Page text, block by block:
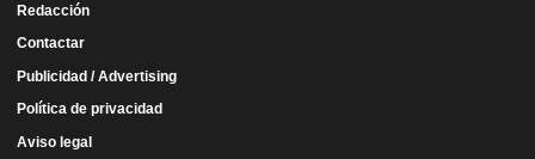
Redacción
Contactar
Publicidad / Advertising
Política de privacidad
Aviso legal